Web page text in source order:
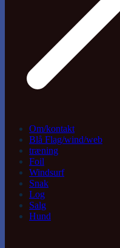
Om/kontakt
Blå Flag/wind/web
træning
Foil
Windsurf
Snak
Log
Salg
Hund